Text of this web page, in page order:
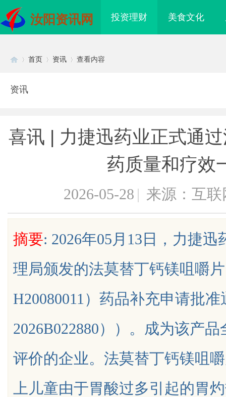
汝阳资讯网 投资理财 美食文化
uz
首页 资讯 查看内容
资讯
喜讯 | 力捷迅药业正式通
药质量和疗效
2026-05-28 | 来源：互联
摘要: 2026年05月13日，力捷
理局颁发的法莫替丁钙镁咀嚼
H20080011）药品补充申请批
2026B022880））。成为该产
评价的企业。法莫替丁钙镁咀
上儿童由于胃酸过多引起的胃
发体系全解析